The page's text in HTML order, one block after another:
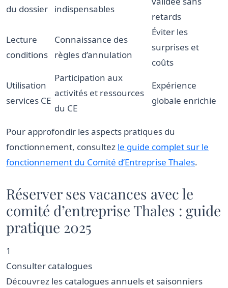
du dossier indispensables
retards
Lecture
conditions
Connaissance des
règles d’annulation
Éviter les
surprises et
coûts
Utilisation
services CE
Participation aux
activités et ressources
du CE
Expérience
globale enrichie
Pour approfondir les aspects pratiques du
fonctionnement, consultez le guide complet sur le
fonctionnement du Comité d’Entreprise Thales.
Réserver ses vacances avec le
comité d’entreprise Thales : guide
pratique 2025
1
Consulter catalogues
Découvrez les catalogues annuels et saisonniers